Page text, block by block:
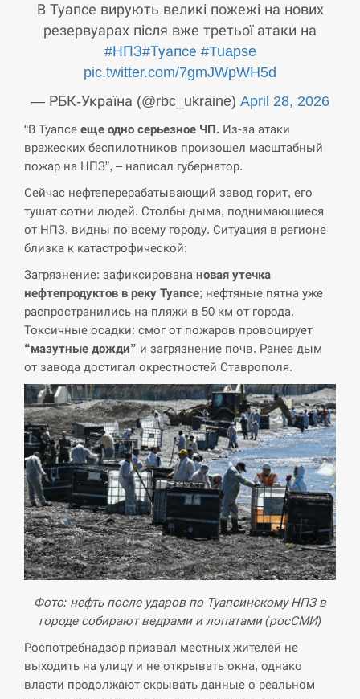
В Туапсе вирують великі пожежі на нових
резервуарах після вже третьої атаки на
#НПЗ#Туапсе #Tuapse
pic.twitter.com/7gmJWpWH5d
— РБК-Україна (@rbc_ukraine) April 28, 2026
“В Туапсе еще одно серьезное ЧП. Из-за атаки
вражеских беспилотников произошел масштабный
пожар на НПЗ”, – написал губернатор.
Сейчас нефтеперерабатывающий завод горит, его
тушат сотни людей. Столбы дыма, поднимающиеся
от НПЗ, видны по всему городу. Ситуация в регионе
близка к катастрофической:
Загрязнение: зафиксирована новая утечка
нефтепродуктов в реку Туапсе; нефтяные пятна уже
распространились на пляжи в 50 км от города.
Токсичные осадки: смог от пожаров провоцирует
“мазутные дожди” и загрязнение почв. Ранее дым
от завода достигал окрестностей Ставрополя.
Фото: нефть после ударов по Туапсинскому НПЗ в
городе собирают ведрами и лопатами (росСМИ)
Роспотребнадзор призвал местных жителей не
выходить на улицу и не открывать окна, однако
власти продолжают скрывать данные о реальном